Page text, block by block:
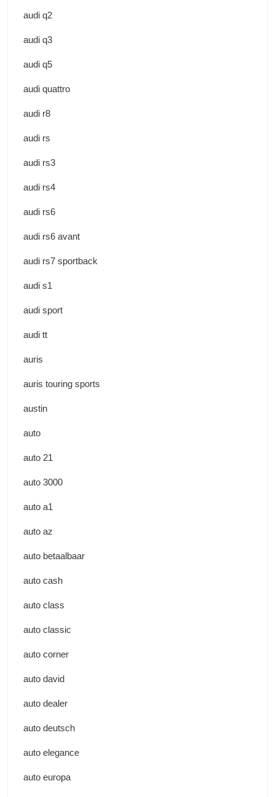
audi q2
audi q3
audi q5
audi quattro
audi r8
audi rs
audi rs3
audi rs4
audi rs6
audi rs6 avant
audi rs7 sportback
audi s1
audi sport
audi tt
auris
auris touring sports
austin
auto
auto 21
auto 3000
auto a1
auto az
auto betaalbaar
auto cash
auto class
auto classic
auto corner
auto david
auto dealer
auto deutsch
auto elegance
auto europa